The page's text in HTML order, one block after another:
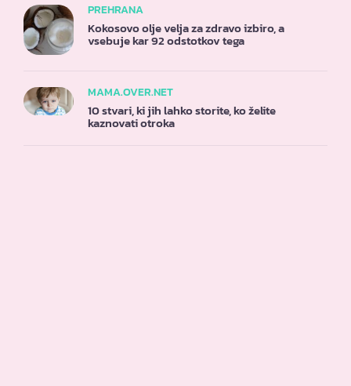
PREHRANA
Kokosovo olje velja za zdravo izbiro, a
vsebuje kar 92 odstotkov tega
MAMA.OVER.NET
10 stvari, ki jih lahko storite, ko želite
kaznovati otroka